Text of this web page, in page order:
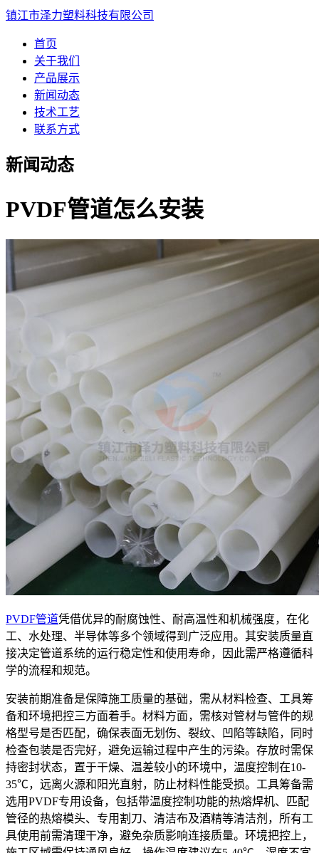
镇江市泽力塑料科技有限公司
首页
关于我们
产品展示
新闻动态
技术工艺
联系方式
新闻动态
PVDF管道怎么安装
PVDF管道凭借优异的耐腐蚀性、耐高温性和机械强度，在化
工、水处理、半导体等多个领域得到广泛应用。其安装质量直
接决定管道系统的运行稳定性和使用寿命，因此需严格遵循科
学的流程和规范。
安装前期准备是保障施工质量的基础，需从材料检查、工具筹
备和环境把控三方面着手。材料方面，需核对管材与管件的规
格型号是否匹配，确保表面无划伤、裂纹、凹陷等缺陷，同时
检查包装是否完好，避免运输过程中产生的污染。存放时需保
持密封状态，置于干燥、温差较小的环境中，温度控制在10-
35℃，远离火源和阳光直射，防止材料性能受损。工具筹备需
选用PVDF专用设备，包括带温度控制功能的热熔焊机、匹配
管径的热熔模头、专用割刀、清洁布及酒精等清洁剂，所有工
具使用前需清理干净，避免杂质影响连接质量。环境把控上，